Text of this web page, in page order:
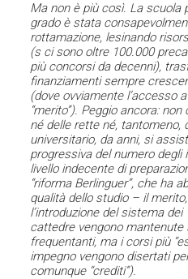
Ma non è più così. La scuola
grado è stata
rottamazione, lesinando
(s ci sono oltre 100.000
più concorsi da decenni),
finanziamenti sempre
(dove ovviamente l’accesso
“merito”). Peggio ancora:
né delle rette né, tantomeno,
universitario, da anni, si
progressiva del numero
livello indecente di
“riforma Berlinguer”, che ha
qualità dello studio – il
l’introduzione del sistema dei
cattedre vengono mantenute
frequentanti, ma i corsi più
impegno vengono disertati
comunque “crediti”).